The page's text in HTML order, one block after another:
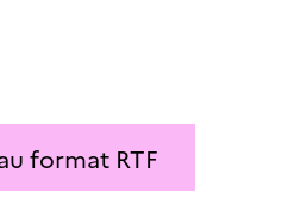
format RTF